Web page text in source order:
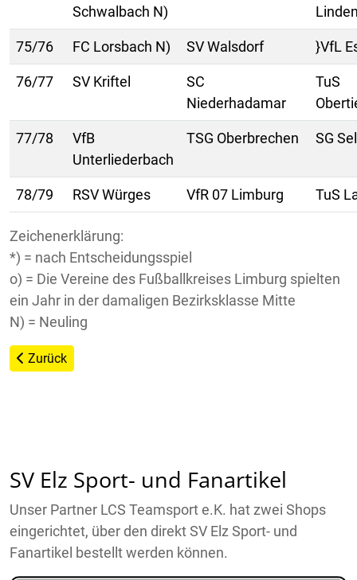
Schwalbach N)
75/76 FC Lorsbach N) SV Walsdorf }VfL
76/77 SV Kriftel
SC
Niederhadamar
TuS
77/78
VfB
Unterliederbach
TSG Oberbrechen SG
78/79 RSV Würges VfR 07 Limburg TuS
Zeichenerklärung:
*) = nach Entscheidungsspiel
o) = Die Vereine des Fußballkreises Limburg spielten
ein Jahr in der damaligen Bezirksklasse Mitte
N) = Neuling
Vorheriger Beitrag: Mannschaft - Saison 1979/1980
Zurück
SV Elz Sport- und Fanartikel
Unser Partner LCS Teamsport e.K. hat zwei Shops
eingerichtet, über den direkt SV Elz Sport- und
Fanartikel bestellt werden können.